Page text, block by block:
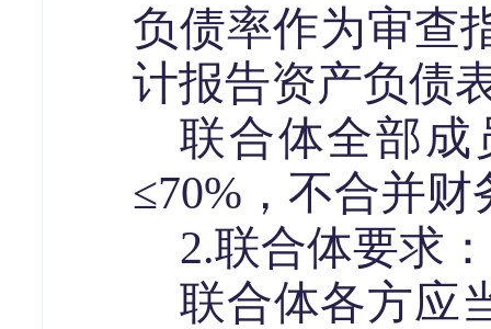
负债率作为审查
计报告资产负债
联合体全部成
≤70% ，不合并
2.联合体要求：
联合体各方应